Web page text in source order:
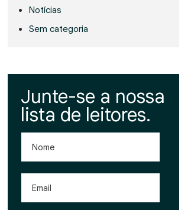
Notícias
Sem categoria
Junte-se a nossa
lista de leitores.